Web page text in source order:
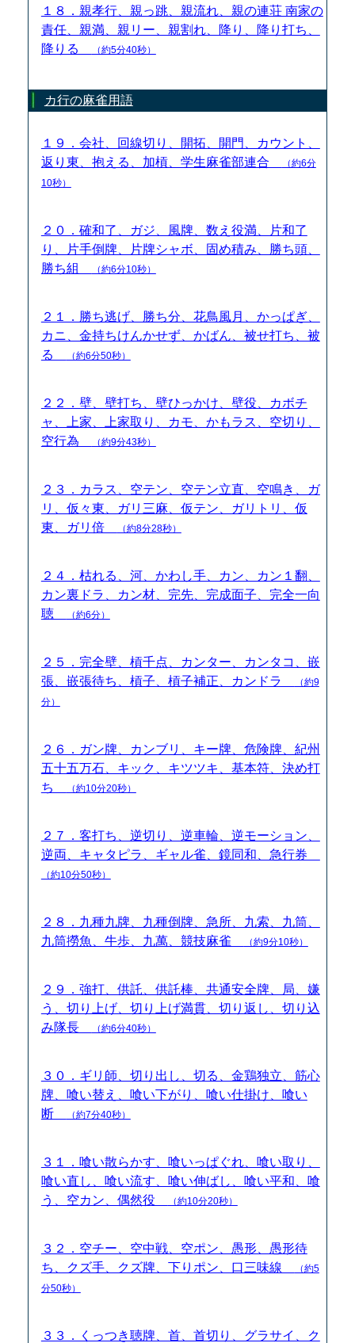
１８．親孝行、親っ跳、親流れ、親の連荘 南家の
責任、親満、親リー、親割れ、降り、降り打ち、
降りる
（約5分40秒）
カ行の麻雀用語
１９．会社、回線切り、開拓、開門、カウント、
返り東、抱える、加槓、学生麻雀部連合
（約6分
10秒）
２０．確和了、ガジ、風牌、数え役満、片和了
り、片手倒牌、片牌シャボ、固め積み、勝ち頭、
勝ち組
（約6分10秒）
２１．勝ち逃げ、勝ち分、花鳥風月、かっぱぎ、
カニ、金持ちけんかせず、かばん、被せ打ち、被
る
（約6分50秒）
２２．壁、壁打ち、壁ひっかけ、壁役、カボチ
ャ、上家、上家取り、カモ、かもラス、空切り、
空行為
（約9分43秒）
２３．カラス、空テン、空テン立直、空鳴き、ガ
リ、仮々東、ガリ三麻、仮テン、ガリトリ、仮
東、ガリ倍
（約8分28秒）
２４．枯れる、河、かわし手、カン、カン１翻、
カン裏ドラ、カン材、完先、完成面子、完全一向
聴
（約6分）
２５．完全壁、槓千点、カンター、カンタコ、嵌
張、嵌張待ち、槓子、槓子補正、カンドラ
（約9
分）
２６．ガン牌、カンブリ、キー牌、危険牌、紀州
五十五万石、キック、キツツキ、基本符、決め打
ち
（約10分20秒）
２７．客打ち、逆切り、逆車輪、逆モーション、
逆両、キャタピラ、ギャル雀、鏡同和、急行券
（約10分50秒）
２８．九種九牌、九種倒牌、急所、九索、九筒、
九筒撈魚、牛歩、九萬、競技麻雀
（約9分10秒）
２９．強打、供託、供託棒、共通安全牌、局、嫌
う、切り上げ、切り上げ満貫、切り返し、切り込
み隊長
（約6分40秒）
３０．ギリ師、切り出し、切る、金鶏独立、筋心
牌、喰い替え、喰い下がり、喰い仕掛け、喰い
断
（約7分40秒）
３１．喰い散らかす、喰いっぱぐれ、喰い取り、
喰い直し、喰い流す、喰い伸ばし、喰い平和、喰
う、空カン、偶然役
（約10分20秒）
３２．空チー、空中戦、空ポン、愚形、愚形待
ち、クズ手、クズ牌、下りポン、口三味線
（約5
分50秒）
３３．くっつき聴牌、首、首切り、グラサイ、ク